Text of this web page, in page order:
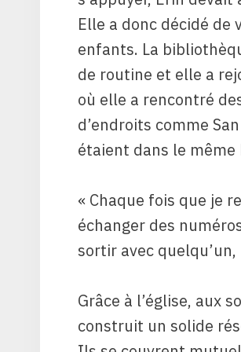
Elle a donc décidé de
enfants. La
de routine et elle a
où elle a rencontré
d’endroits comme
étaient dans le même
« Chaque fois que je
échanger des
sortir avec
Grâce à l’église, aux
construit un solide